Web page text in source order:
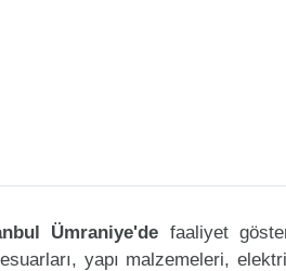
Ümraniye'de faaliyet
yapı malzemeleri,